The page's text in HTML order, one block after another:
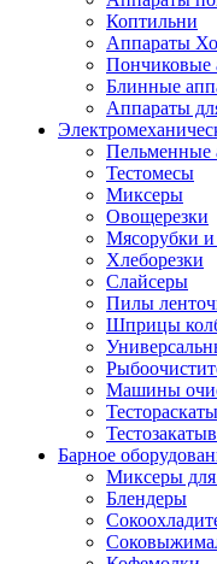
Коптильни
Аппараты
Пончиковые
Блинные
Аппараты
Пельменные
Тестомесы
Миксеры
Овощерезки
Мясорубки и
Хлеборезки
Слайсеры
Пилы
Шприцы
Машины
Барное
Миксеры для
Блендеры